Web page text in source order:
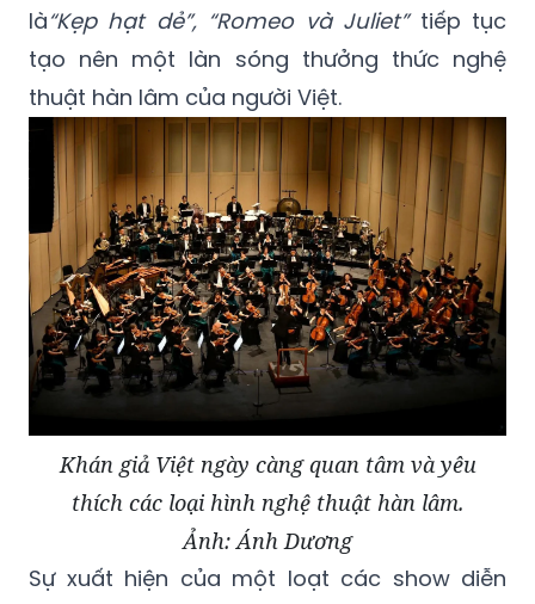
là“Kẹp hạt dẻ”, “Romeo và Juliet”tiếp tục
tạo nên một làn sóng thưởng thức nghệ
thuật hàn lâm của người Việt.
Khán giả Việt ngày càng quan tâm và yêu
thích các loại hình nghệ thuật hàn lâm.
Ảnh: Ánh Dương
Sự xuất hiện của một loạt các show diễn